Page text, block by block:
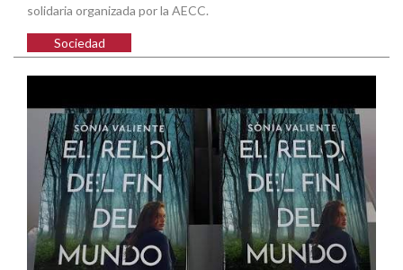
solidaria organizada por la AECC.
Sociedad